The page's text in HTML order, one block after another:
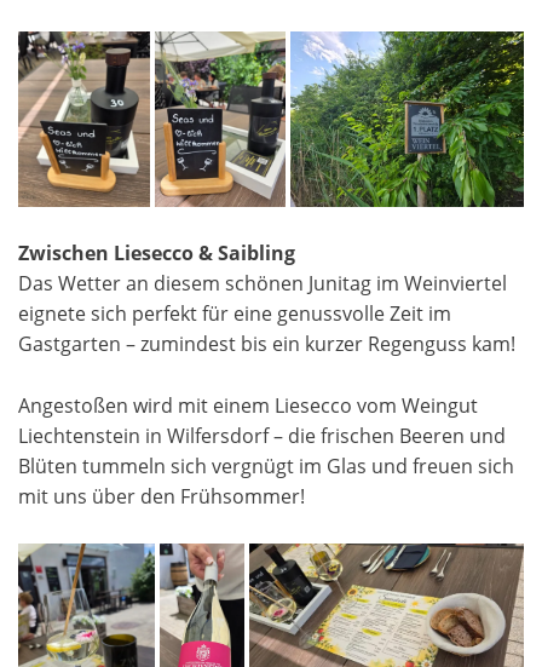
Zwischen Liesecco & Saibling
Das Wetter an diesem schönen Junitag im Weinviertel
eignete sich perfekt für eine genussvolle Zeit im
Gastgarten – zumindest bis ein kurzer Regenguss kam!
Angestoßen wird mit einem Liesecco vom Weingut
Liechtenstein in Wilfersdorf – die frischen Beeren und
Blüten tummeln sich vergnügt im Glas und freuen sich
mit uns über den Frühsommer!